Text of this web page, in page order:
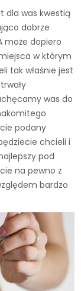
dla was kwestią
dobrze
może dopiero
w którym
tak właśnie jest
was do
podany
chcieli i
pod
na pewno z
bardzo